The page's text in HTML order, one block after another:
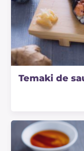
Temaki de